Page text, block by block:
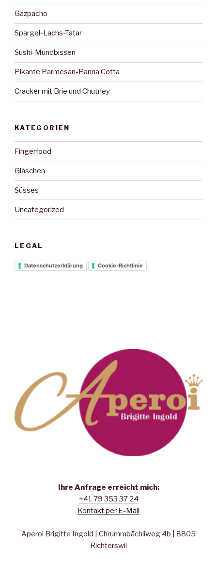
Gazpacho
Spargel-Lachs-Tatar
Sushi-Mundbissen
Pikante Parmesan-Panna Cotta
Cracker mit Brie und Chutney
KATEGORIEN
Fingerfood
Gläschen
Süsses
Uncategorized
LEGAL
Datenschutzerklärung Cookie-Richtlinie
Ihre Anfrage erreicht mich:
+41 79 353 37 24
Kontakt per E-Mail
Aperoi Brigitte Ingold | Chrummbächliweg 4b | 8805
Richterswil